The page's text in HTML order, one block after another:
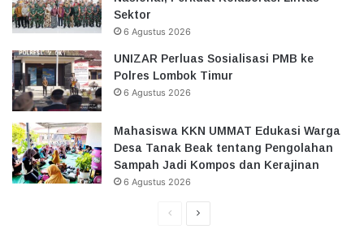
Sektor
6 Agustus 2026
UNIZAR Perluas Sosialisasi PMB ke
Polres Lombok Timur
6 Agustus 2026
Mahasiswa KKN UMMAT Edukasi Warga
Desa Tanak Beak tentang Pengolahan
Sampah Jadi Kompos dan Kerajinan
6 Agustus 2026
HalamanHalaman